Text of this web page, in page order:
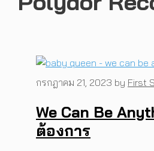
We Can Be
ต้องการ
กรกฎาคม 21, 2023 by First